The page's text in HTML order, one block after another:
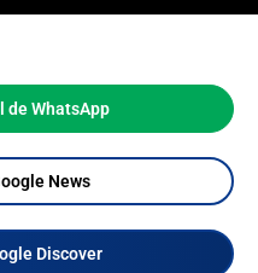
de WhatsApp
News
Discover